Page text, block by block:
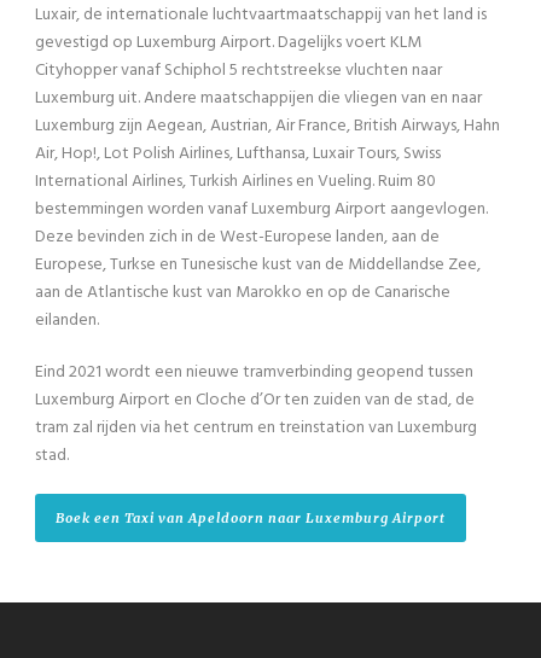
Luxair, de internationale luchtvaartmaatschappij van het land is
gevestigd op Luxemburg Airport. Dagelijks voert KLM
Cityhopper vanaf Schiphol 5 rechtstreekse vluchten naar
Luxemburg uit. Andere maatschappijen die vliegen van en naar
Luxemburg zijn Aegean, Austrian, Air France, British Airways, Hahn
Air, Hop!, Lot Polish Airlines, Lufthansa, Luxair Tours, Swiss
International Airlines, Turkish Airlines en Vueling. Ruim 80
bestemmingen worden vanaf Luxemburg Airport aangevlogen.
Deze bevinden zich in de West-Europese landen, aan de
Europese, Turkse en Tunesische kust van de Middellandse Zee,
aan de Atlantische kust van Marokko en op de Canarische
eilanden.
Eind 2021 wordt een nieuwe tramverbinding geopend tussen
Luxemburg Airport en Cloche d’Or ten zuiden van de stad, de
tram zal rijden via het centrum en treinstation van Luxemburg
stad.
Boek een Taxi van Apeldoorn naar Luxemburg Airport